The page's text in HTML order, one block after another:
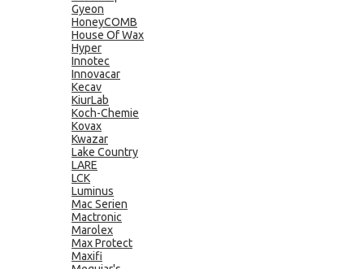
Gyeon
HoneyCOMB
House Of Wax
Hyper
Innotec
Innovacar
Kecav
KiurLab
Koch-Chemie
Kovax
Kwazar
Lake Country
LARE
LCK
Luminus
Mac Serien
Mactronic
Marolex
Max Protect
Maxifi